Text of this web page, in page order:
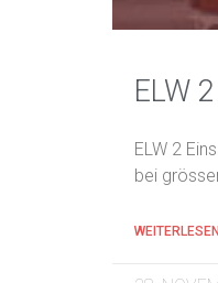
ELW 2
ELW 2
bei